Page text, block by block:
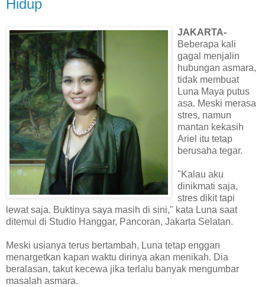
Hidup
JAKARTA-
Beberapa kali
gagal menjalin
hubungan asmara,
tidak membuat
Luna Maya putus
asa. Meski merasa
stres, namun
mantan kekasih
Ariel itu tetap
berusaha tegar.
"Kalau aku
dinikmati saja,
stres dikit tapi
lewat saja. Buktinya saya masih di sini," kata Luna saat
ditemui di Studio Hanggar, Pancoran, Jakarta Selatan.
Meski usianya terus bertambah, Luna tetap enggan
menargetkan kapan waktu dirinya akan menikah. Dia
beralasan, takut kecewa jika terlalu banyak mengumbar
masalah asmara.